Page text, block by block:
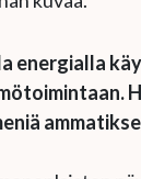
energialla